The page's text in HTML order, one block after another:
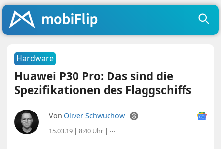
Hardware
Huawei P30 Pro: Das sind die
Spezifikationen des Flaggschiffs
Von Oliver Schwuchow
15.03.19 | 8:40 Uhr | ⋯